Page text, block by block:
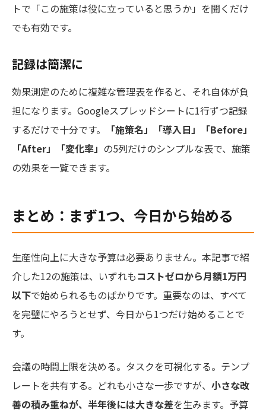
トで「この施策は役に立っていると思うか」を聞くだけ
でも有効です。
記録は簡潔に
効果測定のために複雑な管理表を作ると、それ自体が負
担になります。Googleスプレッドシートに1行ずつ記録
するだけで十分です。
「施策名」「導入日」「Before」
「After」「変化率」 の5列だけのシンプルな表で、施策
の効果を一覧できます。
まとめ：まず1つ、今日から始める
生産性向上に大きな予算は必要ありません。本記事で紹
介した12の施策は、いずれもコストゼロから月額1万円
以下で始められるものばかりです。重要なのは、すべて
を完璧にやろうとせず、今日から1つだけ始めることで
す。
会議の時間上限を決める。タスクを可視化する。テンプ
レートを共有する。どれも小さな一歩ですが、 小さな改
善の積み重ねが、半年後には大きな差を生みます。予算